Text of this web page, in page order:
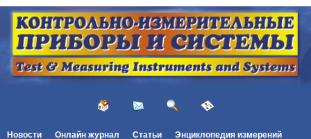
Новости Онлайн журнал Статьи Энциклопедия измерений